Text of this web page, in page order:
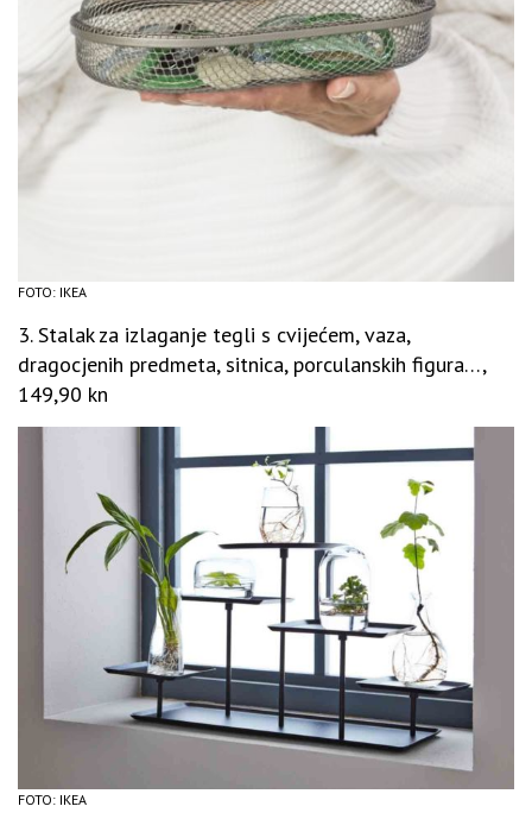
FOTO: IKEA
3. Stalak za izlaganje tegli s cvijećem, vaza,
dragocjenih predmeta, sitnica, porculanskih figura…,
149,90 kn
FOTO: IKEA